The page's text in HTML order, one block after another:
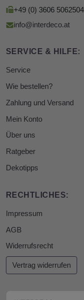
+49 (0) 3606 5062504
info@interdeco.at
SERVICE & HILFE:
Service
Wie bestellen?
Zahlung und Versand
Mein Konto
Über uns
Ratgeber
Dekotipps
RECHTLICHES:
Impressum
AGB
Widerrufsrecht
Vertrag widerrufen